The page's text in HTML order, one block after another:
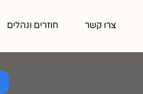
צרו קשר חוזרים ונהלים